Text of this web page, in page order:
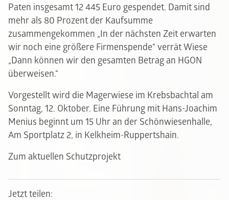
Paten insgesamt 12 445 Euro gespendet. Damit sind
mehr als 80 Prozent der Kaufsumme
zusammengekommen „In der nächsten Zeit erwarten
wir noch eine größere Firmenspende“ verrät Wiese
„Dann können wir den gesamten Betrag an HGON
überweisen.“
Vorgestellt wird die Magerwiese im Krebsbachtal am
Sonntag, 12. Oktober. Eine Führung mit Hans-Joachim
Menius beginnt um 15 Uhr an der Schönwiesenhalle,
Am Sportplatz 2, in Kelkheim-Ruppertshain.
Zum aktuellen Schutzprojekt
Jetzt teilen: